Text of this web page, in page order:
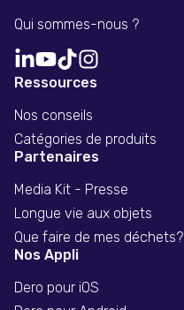
Qui sommes-nous ?
Ressources
Nos conseils
Catégories de produits
Partenaires
Media Kit - Presse
Longue vie aux objets
Que faire de mes déchets?
Nos Appli
Dero pour iOS